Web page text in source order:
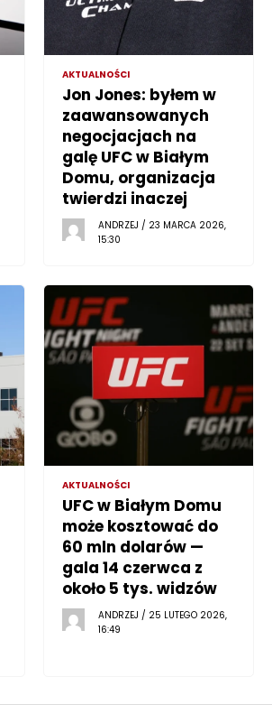
AKTUALNOŚCI
Jon Jones: byłem w
zaawansowanych
negocjacjach na
galę UFC w Białym
Domu, organizacja
twierdzi inaczej
ANDRZEJ / 23 MARCA 2026,
15:30
AKTUALNOŚCI
UFC w Białym Domu
może kosztować do
60 mln dolarów —
gala 14 czerwca z
około 5 tys. widzów
ANDRZEJ / 25 LUTEGO 2026,
16:49